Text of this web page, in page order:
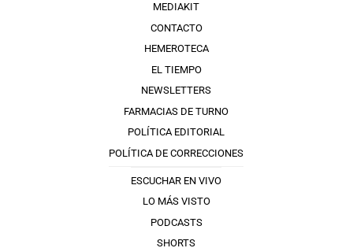
MEDIAKIT
CONTACTO
HEMEROTECA
EL TIEMPO
NEWSLETTERS
FARMACIAS DE TURNO
POLÍTICA EDITORIAL
POLÍTICA DE CORRECCIONES
ESCUCHAR EN VIVO
LO MÁS VISTO
PODCASTS
SHORTS